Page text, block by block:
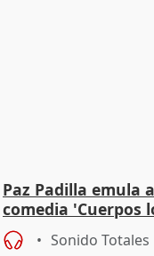
Paz Padilla emula
comedia 'Cuerpos
Sonido Totales